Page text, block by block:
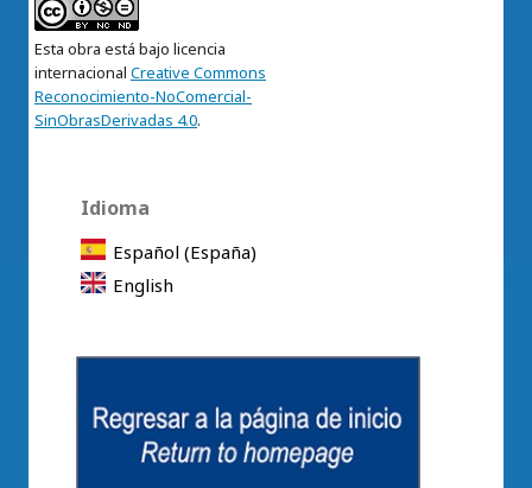
Esta obra está bajo licencia
internacional Creative Commons
Reconocimiento-NoComercial-
SinObrasDerivadas 4.0.
Idioma
Español (España)
English